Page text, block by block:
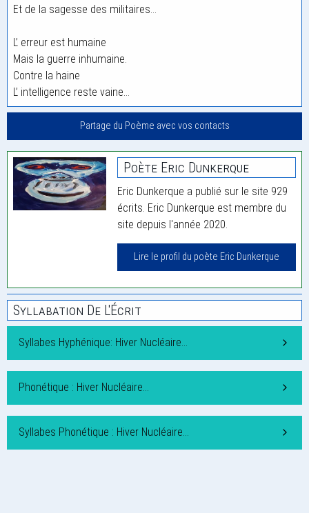
Et de la sagesse des militaires…
L’ erreur est humaine
Mais la guerre inhumaine.
Contre la haine
L’ intelligence reste vaine…
Partage du Poème avec vos contacts
Poète Eric Dunkerque
Eric Dunkerque a publié sur le site 929
écrits. Eric Dunkerque est membre du
site depuis l'année 2020.
Lire le profil du poète Eric Dunkerque
Syllabation De L'Écrit
Syllabes Hyphénique: Hiver Nucléaire…
Phonétique : Hiver Nucléaire…
Syllabes Phonétique : Hiver Nucléaire…